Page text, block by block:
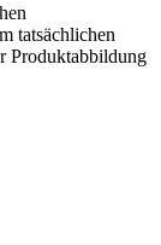
tatsächlichen
Produktabbildung